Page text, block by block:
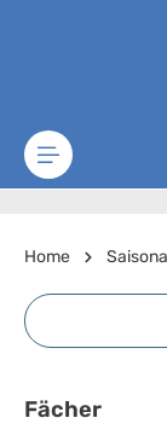
Zum Hauptinhalt
Home
Fächer